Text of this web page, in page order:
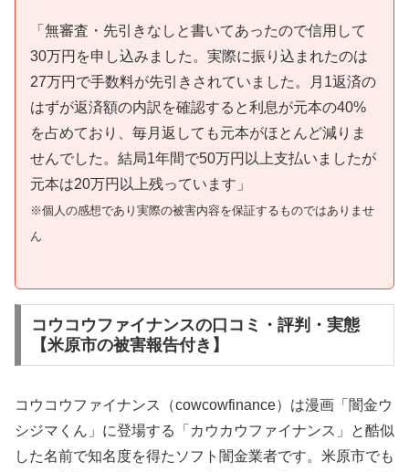
「無審査・先引きなしと書いてあったので信用して
30万円を申し込みました。実際に振り込まれたのは
27万円で手数料が先引きされていました。月1返済の
はずが返済額の内訳を確認すると利息が元本の40%
を占めており、毎月返しても元本がほとんど減りま
せんでした。結局1年間で50万円以上支払いましたが
元本は20万円以上残っています」
※個人の感想であり実際の被害内容を保証するものではありませ
ん
コウコウファイナンスの口コミ・評判・実態
【米原市の被害報告付き】
コウコウファイナンス（cowcowfinance）は漫画「闇金ウ
シジマくん」に登場する「カウカウファイナンス」と酷似
した名前で知名度を得たソフト闇金業者です。米原市でも